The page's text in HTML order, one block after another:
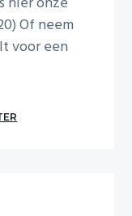
Of neem
voor een